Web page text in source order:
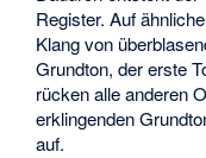
Register. Auf
Klang von
Grundton, der erste
rücken alle anderen
erklingenden
auf.